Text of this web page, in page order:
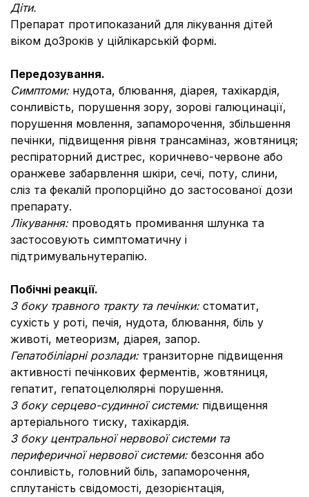
Діти.
Препарат протипоказаний для лікування дітей
віком до3років у ційлікарській формі.
Передозування.
Симптоми: нудота, блювання, діарея, тахікардія,
сонливість, порушення зору, зорові галюцинації,
порушення мовлення, запаморочення, збільшення
печінки, підвищення рівня трансаміназ, жовтяниця;
респіраторний дистрес, коричнево-червоне або
оранжеве забарвлення шкіри, сечі, поту, слини,
сліз та фекалій пропорційно до застосованої дози
препарату.
Лікування: проводять промивання шлунка та
застосовують симптоматичну і
підтримувальнутерапію.
Побічні реакції.
З боку травного тракту та печінки: стоматит,
сухість у роті, печія, нудота, блювання, біль у
животі, метеоризм, діарея, запор.
Гепатобіліарні розлади: транзиторне підвищення
активності печінкових ферментів, жовтяниця,
гепатит, гепатоцелюлярні порушення.
З боку серцево-судинної системи: підвищення
артеріального тиску, тахікардія.
З боку центральної нервової системи та
периферичної нервової системи: безсоння або
сонливість, головний біль, запаморочення,
сплутаність свідомості, дезорієнтація,